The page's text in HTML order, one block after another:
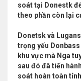
soát tại Donestk
theo phần còn lại
Donetsk và
trọng yếu
khu vực mà Nga
sau đó đã tiến
soát hoàn toàn